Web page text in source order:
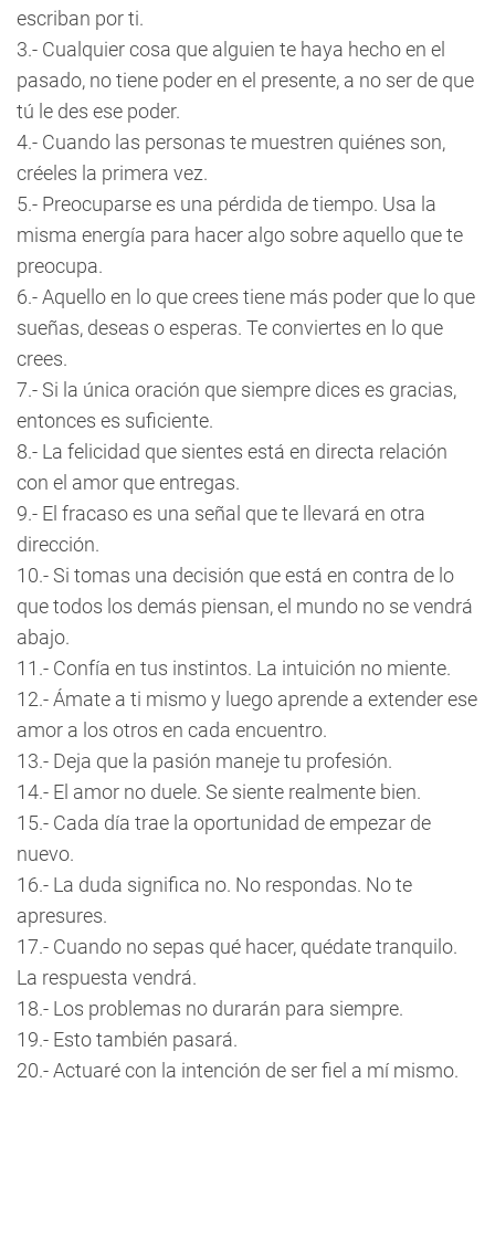
escriban por ti.
3.- Cualquier cosa que alguien te haya hecho en el
pasado, no tiene poder en el presente, a no ser de que
tú le des ese poder.
4.- Cuando las personas te muestren quiénes son,
créeles la primera vez.
5.- Preocuparse es una pérdida de tiempo. Usa la
misma energía para hacer algo sobre aquello que te
preocupa.
6.- Aquello en lo que crees tiene más poder que lo que
sueñas, deseas o esperas. Te conviertes en lo que
crees.
7.- Si la única oración que siempre dices es gracias,
entonces es suficiente.
8.- La felicidad que sientes está en directa relación
con el amor que entregas.
9.- El fracaso es una señal que te llevará en otra
dirección.
10.- Si tomas una decisión que está en contra de lo
que todos los demás piensan, el mundo no se vendrá
abajo.
11.- Confía en tus instintos. La intuición no miente.
12.- Ámate a ti mismo y luego aprende a extender ese
amor a los otros en cada encuentro.
13.- Deja que la pasión maneje tu profesión.
14.- El amor no duele. Se siente realmente bien.
15.- Cada día trae la oportunidad de empezar de
nuevo.
16.- La duda significa no. No respondas. No te
apresures.
17.- Cuando no sepas qué hacer, quédate tranquilo.
La respuesta vendrá.
18.- Los problemas no durarán para siempre.
19.- Esto también pasará.
20.- Actuaré con la intención de ser fiel a mí mismo.